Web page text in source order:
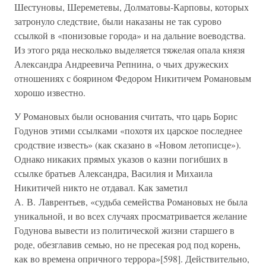
Шестуновы, Шереметевы, Долматовы-Карповы, которых
затронуло следствие, были наказаны не так сурово
ссылкой в «понизовые города» и на дальние воеводства.
Из этого ряда несколько выделяется тяжелая опала князя
Александра Андреевича Репнина, о чьих дружеских
отношениях с боярином Федором Никитичем Романовым
хорошо известно.
У Романовых были основания считать, что царь Борис
Годунов этими ссылками «похотя их царское последнее
сродствие известь» (как сказано в «Новом летописце»).
Однако никаких прямых указов о казни погибших в
ссылке братьев Александра, Василия и Михаила
Никитичей никто не отдавал. Как заметил
А. В. Лаврентьев, «судьба семейства Романовых не была
уникальной, и во всех случаях просматривается желание
Годунова вывести из политической жизни старшего в
роде, обезглавив семью, но не пресекая род под корень,
как во времена опричного террора»[598]. Действительно,